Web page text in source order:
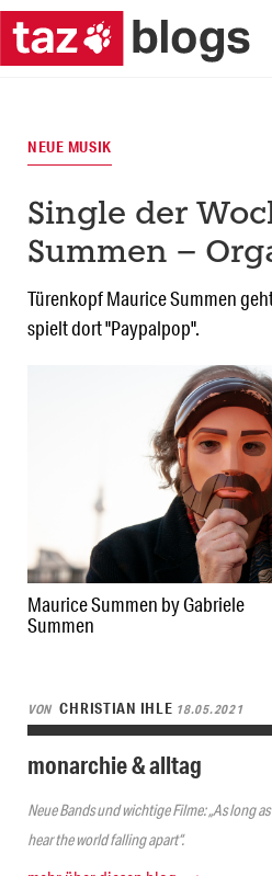
Maurice Summen by Gabriele
Summen
NEUE MUSIK
Single der
Summen –
Türenkopf Maurice Summen
spielt dort "Paypalpop".
VON CHRISTIAN IHLE 18.05.2021
monarchie & alltag
Neue Bands und wichtige Filme: „As long
hear the world falling apart“.